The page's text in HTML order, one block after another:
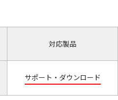
対応製品
サポート・ダウンロード